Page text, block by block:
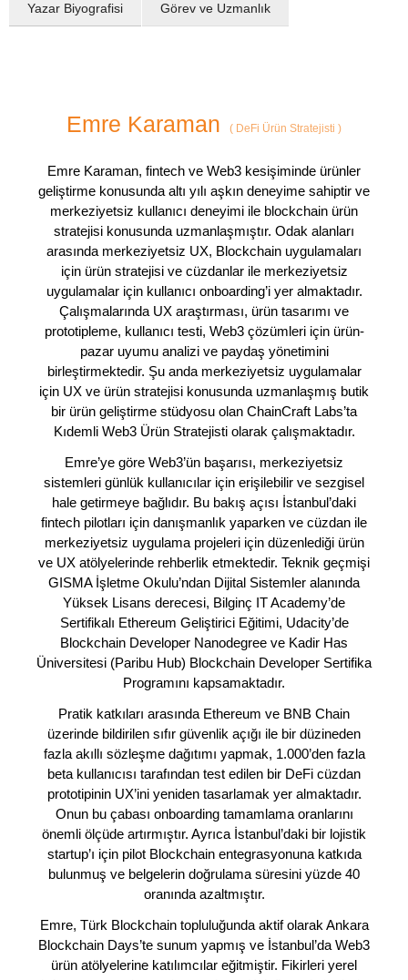
Yazar Biyografisi Görev ve Uzmanlık
Emre Karaman ( DeFi Ürün Stratejisti )
Emre Karaman, fintech ve Web3 kesişiminde ürünler
geliştirme konusunda altı yılı aşkın deneyime sahiptir ve
merkeziyetsiz kullanıcı deneyimi ile blockchain ürün
stratejisi konusunda uzmanlaşmıştır. Odak alanları
arasında merkeziyetsiz UX, Blockchain uygulamaları
için ürün stratejisi ve cüzdanlar ile merkeziyetsiz
uygulamalar için kullanıcı onboarding’i yer almaktadır.
Çalışmalarında UX araştırması, ürün tasarımı ve
prototipleme, kullanıcı testi, Web3 çözümleri için ürün-
pazar uyumu analizi ve paydaş yönetimini
birleştirmektedir. Şu anda merkeziyetsiz uygulamalar
için UX ve ürün stratejisi konusunda uzmanlaşmış butik
bir ürün geliştirme stüdyosu olan ChainCraft Labs’ta
Kıdemli Web3 Ürün Stratejisti olarak çalışmaktadır.
Emre’ye göre Web3’ün başarısı, merkeziyetsiz
sistemleri günlük kullanıcılar için erişilebilir ve sezgisel
hale getirmeye bağlıdır. Bu bakış açısı İstanbul’daki
fintech pilotları için danışmanlık yaparken ve cüzdan ile
merkeziyetsiz uygulama projeleri için düzenlediği ürün
ve UX atölyelerinde rehberlik etmektedir. Teknik geçmişi
GISMA İşletme Okulu’ndan Dijital Sistemler alanında
Yüksek Lisans derecesi, Bilginç IT Academy’de
Sertifikalı Ethereum Geliştirici Eğitimi, Udacity’de
Blockchain Developer Nanodegree ve Kadir Has
Üniversitesi (Paribu Hub) Blockchain Developer Sertifika
Programını kapsamaktadır.
Pratik katkıları arasında Ethereum ve BNB Chain
üzerinde bildirilen sıfır güvenlik açığı ile bir düzineden
fazla akıllı sözleşme dağıtımı yapmak, 1.000’den fazla
beta kullanıcısı tarafından test edilen bir DeFi cüzdan
prototipinin UX’ini yeniden tasarlamak yer almaktadır.
Onun bu çabası onboarding tamamlama oranlarını
önemli ölçüde artırmıştır. Ayrıca İstanbul’daki bir lojistik
startup’ı için pilot Blockchain entegrasyonuna katkıda
bulunmuş ve belgelerin doğrulama süresini yüzde 40
oranında azaltmıştır.
Emre, Türk Blockchain topluluğunda aktif olarak Ankara
Blockchain Days’te sunum yapmış ve İstanbul’da Web3
ürün atölyelerine katılımcılar eğitmiştir. Fikirleri yerel